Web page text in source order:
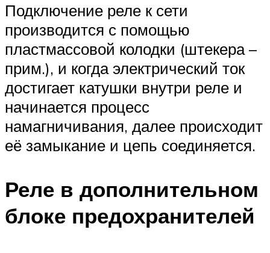
Подключение реле к сети
производится с помощью
пластмассовой колодки (штекера –
прим.), и когда электрический ток
достигает катушки внутри реле и
начинается процесс
намагничивания, далее происходит
её замыкание и цепь соединяется.
Реле в дополнительном
блоке предохранителей